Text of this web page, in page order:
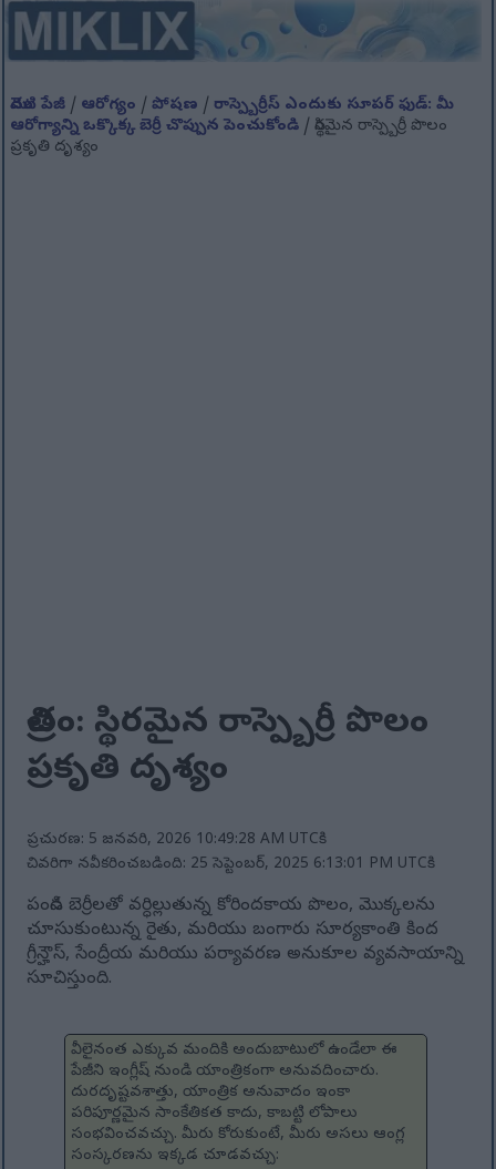
మొదటి పేజీ / ఆరోగ్యం /పోషణ /రాస్ప్బెర్రీస్ ఎందుకు సూపర్ ఫుడ్: మీ
ఆరోగ్యాన్ని ఒక్కొక్క బెర్రీ చొప్పున పెంచుకోండి / స్థిరమైన రాస్ప్బెర్రీ పొలం
ప్రకృతి దృశ్యం
చిత్రం: స్థిరమైన రాస్ప్బెర్రీ పొలం
ప్రకృతి దృశ్యం
ప్రచురణ: 5 జనవరి, 2026 10:49:28 AM UTCకి
చివరిగా నవీకరించబడింది: 25 సెప్టెంబర్, 2025 6:13:01 PM UTCకి
పండిన బెర్రీలతో వర్ధిల్లుతున్న కోరిందకాయ పొలం, మొక్కలను
చూసుకుంటున్న రైతు, మరియు బంగారు సూర్యకాంతి కింద
గ్రీన్హౌస్, సేంద్రీయ మరియు పర్యావరణ అనుకూల వ్యవసాయాన్ని
సూచిస్తుంది.
వీలైనంత ఎక్కువ మందికి అందుబాటులో ఉండేలా ఈ
పేజీని ఇంగ్లీష్ నుండి యాంత్రికంగా అనువదించారు.
దురదృష్టవశాత్తు, యాంత్రిక అనువాదం ఇంకా
పరిపూర్ణమైన సాంకేతికత కాదు, కాబట్టి లోపాలు
సంభవించవచ్చు. మీరు కోరుకుంటే, మీరు అసలు ఆంగ్ల
సంస్కరణను ఇక్కడ చూడవచ్చు: